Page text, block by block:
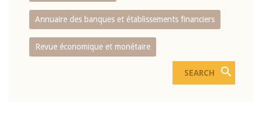
Annuaire des banques et établissements financiers
Revue économique et monétaire